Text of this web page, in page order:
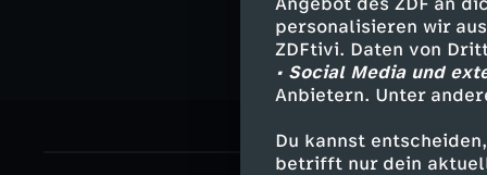
personalisieren wir
ZDFtivi. Daten von
• Social Media und
Anbietern. Unter
Du kannst
betrifft nur dein